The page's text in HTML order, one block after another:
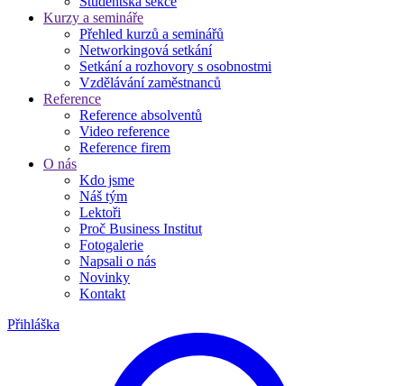
Kurzy a semináře
Přehled kurzů a seminářů
Networkingová setkání
Setkání a rozhovory s osobnostmi
Vzdělávání zaměstnanců
Reference
Reference absolventů
Video reference
Reference firem
O nás
Kdo jsme
Náš tým
Lektoři
Proč Business Institut
Fotogalerie
Napsali o nás
Novinky
Kontakt
Přihláška